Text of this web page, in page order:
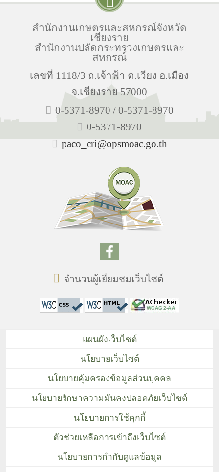
สำนักงานเกษตรและสหกรณ์จังหวัด
เชียงราย
สำนักงานปลัดกระทรวงเกษตรและ
สหกรณ์
เลขที่ 1118/3 ถ.เจ้าฟ้า ต.เวียง อ.เมือง
จ.เชียงราย 57000
0-5371-8970 / 0-5371-8970
0-5371-8970
paco_cri@opsmoac.go.th
จำนวนผู้เยี่ยมชมเว็บไซต์
แผนผังเว็บไซต์
นโยบายเว็บไซต์
นโยบายคุ้มครองข้อมูลส่วนบุคคล
นโยบายรักษาความมั่นคงปลอดภัยเว็บไซต์
นโยบายการใช้คุกกี้
ตัวช่วยเหลือการเข้าถึงเว็บไซต์
นโยบายการกำกับดูแลข้อมูล